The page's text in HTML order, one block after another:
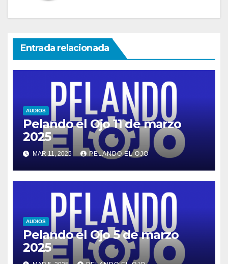
Entrada relacionada
AUDIOS
Pelando el Ojo 11 de marzo
2025
MAR 11, 2025 PELANDO EL OJO
AUDIOS
Pelando el Ojo 5 de marzo
2025